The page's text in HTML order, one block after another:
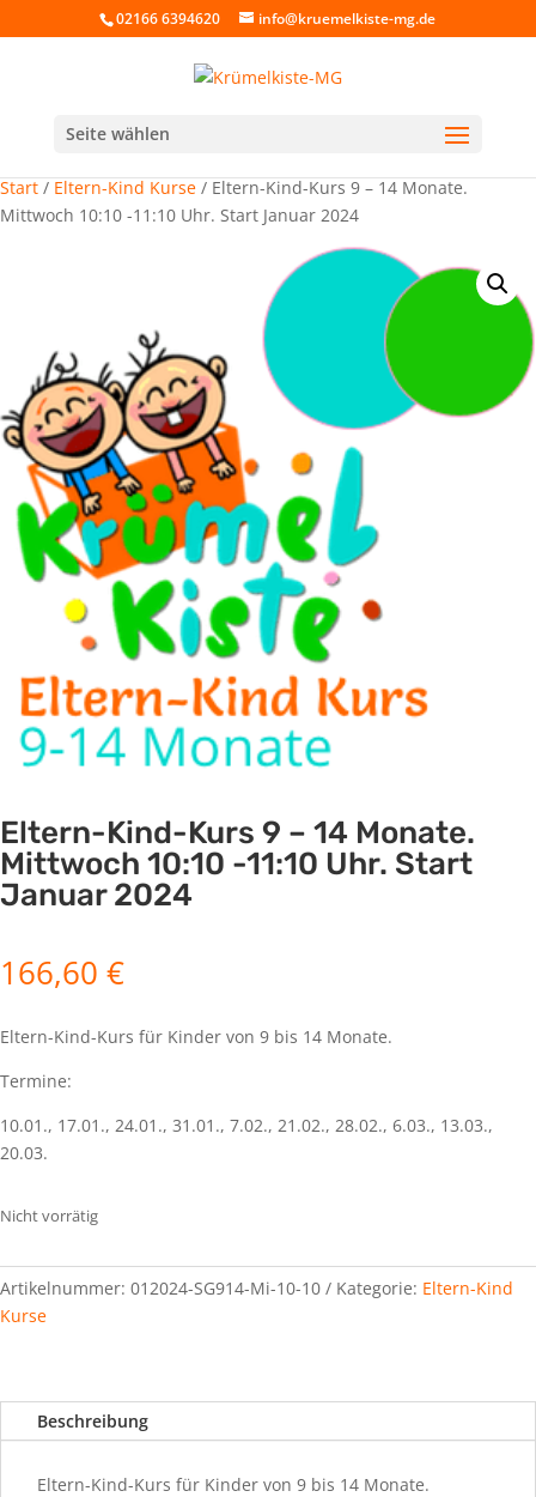
02166 6394620 info@kruemelkiste-mg.de
Seite wählen
Start / Eltern-Kind Kurse / Eltern-Kind-Kurs 9 – 14 Monate.
Mittwoch 10:10 -11:10 Uhr. Start Januar 2024
Eltern-Kind-Kurs 9 – 14 Monate.
Mittwoch 10:10 -11:10 Uhr. Start
Januar 2024
166,60 €
Eltern-Kind-Kurs für Kinder von 9 bis 14 Monate.
Termine:
10.01., 17.01., 24.01., 31.01., 7.02., 21.02., 28.02., 6.03., 13.03.,
20.03.
Nicht vorrätig
Artikelnummer: 012024-SG914-Mi-10-10 Kategorie: Eltern-Kind
Kurse
Beschreibung
Eltern-Kind-Kurs für Kinder von 9 bis 14 Monate.